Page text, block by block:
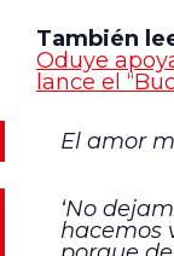
También
Oduye
lance el
El amor
‘No
hacemos